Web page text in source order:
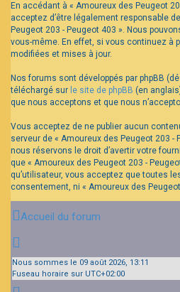
En accédant à « Amoureux des Peugeot
acceptez d’être légalement responsable
Peugeot 203 - Peugeot 403 ». Nous
vous-même. En effet, si vous continuez à
modifiées et mises à jour.
Nos forums sont développés par phpBB
téléchargé sur le site de phpBB (en
que nous acceptons et que nous
Vous acceptez de ne publier aucun
serveur de « Amoureux des Peugeot 203
nous réservons le droit d’avertir votre
que « Amoureux des Peugeot 203 -
qu’utilisateur, vous acceptez que toutes
consentement, ni « Amoureux des
Accueil du forum
Nous sommes le 09 août 2026, 13:11
Fuseau horaire sur UTC+02:00